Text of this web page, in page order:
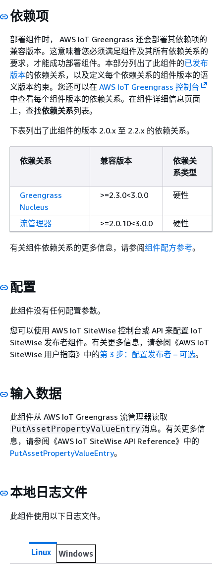
依赖项
部署组件时， AWS IoT Greengrass 还会部署其依赖项的
兼容版本。这意味着您必须满足组件及其所有依赖关系的
要求，才能成功部署组件。本部分列出了此组件的已发布
版本的依赖关系，以及定义每个依赖关系的组件版本的语
义版本约束。您还可以在 AWS IoT Greengrass 控制台
中查看每个组件版本的依赖关系。在组件详细信息页面
上，查找依赖关系列表。
下表列出了此组件的版本 2.0.x 至 2.2.x 的依赖关系。
依赖关系 兼容版本
依赖关
系类型
Greengrass
Nucleus
>=2.3.0<3.0.0 硬性
流管理器 >=2.0.10<3.0.0 硬性
有关组件依赖关系的更多信息，请参阅组件配方参考。
配置
此组件没有任何配置参数。
您可以使用 AWS IoT SiteWise 控制台或 API 来配置 IoT
SiteWise 发布者组件。有关更多信息，请参阅《AWS IoT
SiteWise 用户指南》 中的第 3 步：配置发布者 – 可选。
输入数据
此组件从 AWS IoT Greengrass 流管理器读取
PutAssetPropertyValueEntry 消息。有关更多信
息，请参阅《AWS IoT SiteWise API Reference》 中的
PutAssetPropertyValueEntry。
本地日志文件
此组件使用以下日志文件。
Linux Windows